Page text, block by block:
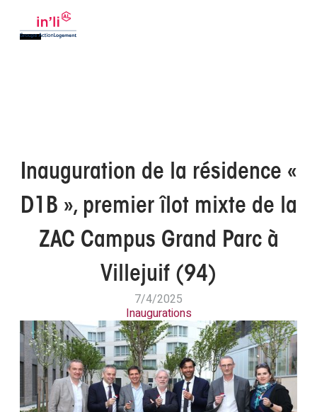
Inauguration de la résidence «
D1B », premier îlot mixte de la
ZAC Campus Grand Parc à
Villejuif (94)
7/4/2025
Inaugurations